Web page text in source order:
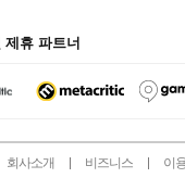
휴 파트너
회사소개 비즈니스 이